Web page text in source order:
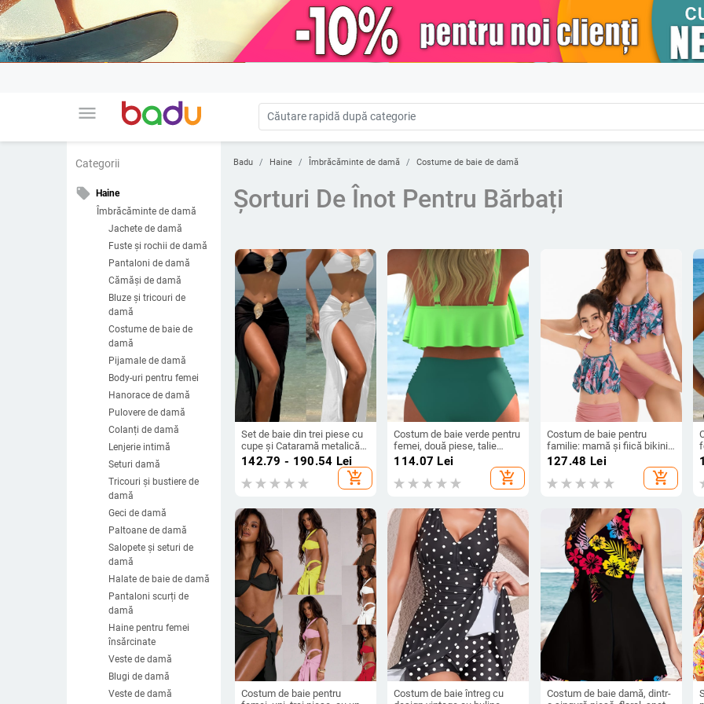
menu
Categorii
local_offer
Haine
Îmbrăcăminte de damă
Jachete de damă
Fuste și rochii de damă
Pantaloni de damă
Cămăși de damă
Bluze și tricouri de
damă
Costume de baie de
damă
Pijamale de damă
Body-uri pentru femei
Hanorace de damă
Pulovere de damă
Colanți de damă
Lenjerie intimă
Seturi damă
Tricouri și bustiere de
damă
Geci de damă
Paltoane de damă
Salopete și seturi de
damă
Halate de baie de damă
Pantaloni scurți de
damă
Haine pentru femei
însărcinate
Veste de damă
Blugi de damă
Veste de damă
Badu Haine Îmbrăcăminte de damă Costume de baie de damă
Șorturi De Înot Pentru Bărbați
Set de baie din trei piese cu
cupe și Cataramă metalică
Oyster, țesătură poliester,
căptușeală poliester cu 18%
elastan, greutate țesătură
142.79 - 190.54 Lei
add_shopping_cart
Costum de baie verde pentru
femei, două piese, talie
înaltă, volane, stil European-
114.07 Lei
add_shopping_cart
Costum de baie pentru
familie: mamă și fiică bikini,
tată și fiu șorturi de plajă cu
127.48 Lei
add_shopping_cart
Costum de baie pentru
Costum de baie întreg cu
Costum de baie damă, dintr-